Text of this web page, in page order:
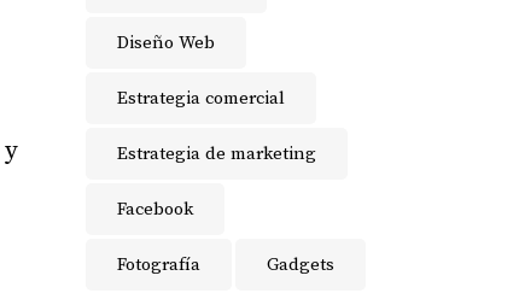
y
Diseño Web
Estrategia comercial
Estrategia de marketing
Facebook
Fotografía Gadgets